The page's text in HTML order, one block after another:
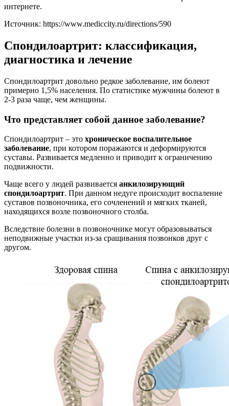
интернете.
Источник: https://www.mediccity.ru/directions/590
Спондилоартрит: классификация,
диагностика и лечение
Спондилоартрит довольно редкое заболевание, им болеют
примерно 1,5% населения. По статистике мужчины болеют в
2-3 раза чаще, чем женщины.
Что представляет собой данное заболевание?
Спондилоартрит – это хроническое воспалительное
заболевание, при котором поражаются и деформируются
суставы. Развивается медленно и приводит к ограничению
подвижности.
Чаще всего у людей развивается анкилозирующий
спондилоартрит. При данном недуге происходит воспаление
суставов позвоночника, его сочленений и мягких тканей,
находящихся возле позвоночного столба.
Вследствие болезни в позвоночнике могут образовываться
неподвижные участки из-за сращивания позвонков друг с
другом.